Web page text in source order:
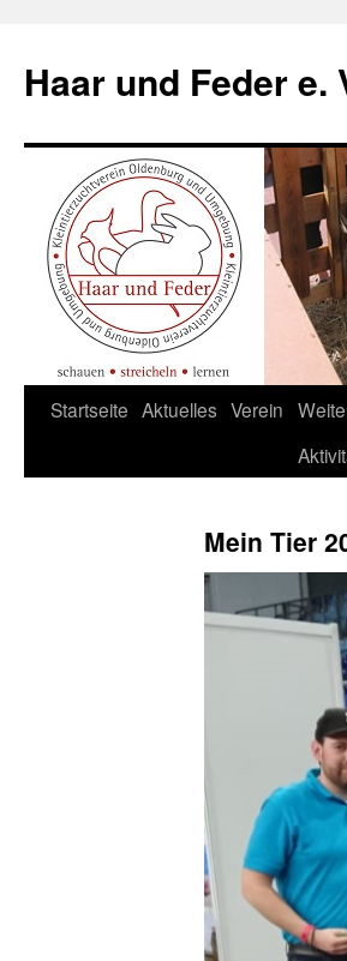
Haar und Feder e.
Zum
Startseite Aktuelles Verein
Mein Tier